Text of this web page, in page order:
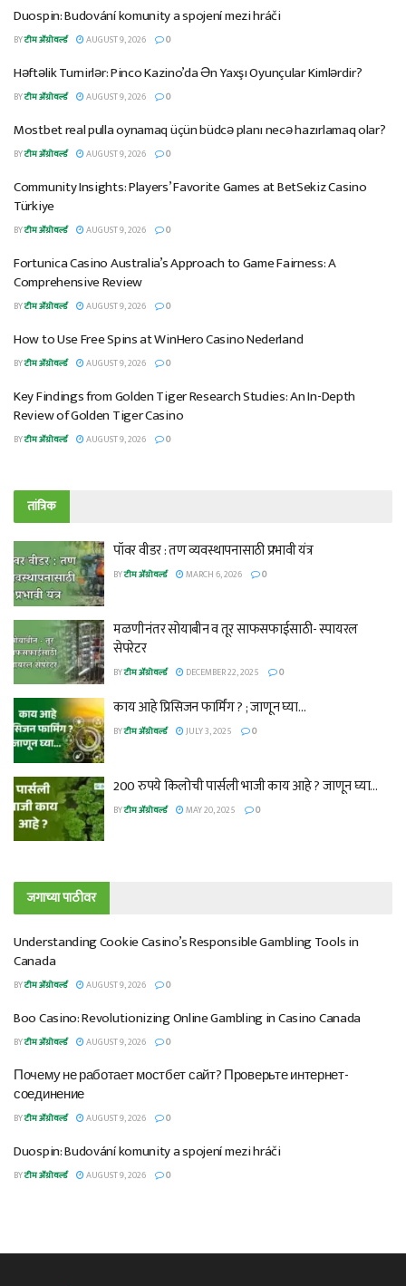
Duospin: Budování komunity a spojení mezi hráči
BYटीम ॲग्रोवर्ल्ड AUGUST 9, 2026 0
Həftəlik Turnirlər: Pinco Kazino’da Ən Yaxşı Oyunçular Kimlərdir?
BYटीम ॲग्रोवर्ल्ड AUGUST 9, 2026 0
Mostbet real pulla oynamaq üçün büdcə planı necə hazırlamaq olar?
BYटीम ॲग्रोवर्ल्ड AUGUST 9, 2026 0
Community Insights: Players’ Favorite Games at BetSekiz Casino
Türkiye
BYटीम ॲग्रोवर्ल्ड AUGUST 9, 2026 0
Fortunica Casino Australia’s Approach to Game Fairness: A
Comprehensive Review
BYटीम ॲग्रोवर्ल्ड AUGUST 9, 2026 0
How to Use Free Spins at WinHero Casino Nederland
BYटीम ॲग्रोवर्ल्ड AUGUST 9, 2026 0
Key Findings from Golden Tiger Research Studies: An In-Depth
Review of Golden Tiger Casino
BYटीम ॲग्रोवर्ल्ड AUGUST 9, 2026 0
तांत्रिक
पॉवर वीडर : तण व्यवस्थापनासाठी प्रभावी यंत्र
BYटीम ॲग्रोवर्ल्ड MARCH 6, 2026 0
मळणीनंतर सोयाबीन व तूर साफसफाईसाठी- स्पायरल
सेपरेटर
BYटीम ॲग्रोवर्ल्ड DECEMBER 22, 2025 0
काय आहे प्रिसिजन फार्मिंग ? ; जाणून घ्या…
BYटीम ॲग्रोवर्ल्ड JULY 3, 2025 0
200 रुपये किलोची पार्सली भाजी काय आहे ? जाणून घ्या…
BYटीम ॲग्रोवर्ल्ड MAY 20, 2025 0
जगाच्या पाठीवर
Understanding Cookie Casino’s Responsible Gambling Tools in
Canada
BYटीम ॲग्रोवर्ल्ड AUGUST 9, 2026 0
Boo Casino: Revolutionizing Online Gambling in Casino Canada
BYटीम ॲग्रोवर्ल्ड AUGUST 9, 2026 0
Почему не работает мостбет сайт? Проверьте интернет-
соединение
BYटीम ॲग्रोवर्ल्ड AUGUST 9, 2026 0
Duospin: Budování komunity a spojení mezi hráči
BYटीम ॲग्रोवर्ल्ड AUGUST 9, 2026 0